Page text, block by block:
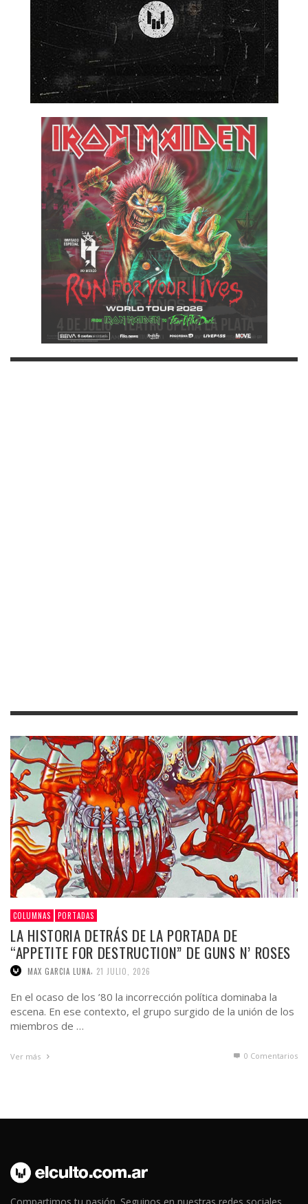
COLUMNAS PORTADAS
LA HISTORIA DETRÁS DE LA PORTADA DE
“APPETITE FOR DESTRUCTION” DE GUNS N’ ROSES
MAX GARCIA LUNA 21 JULIO, 2026
En el ocaso de los ’80 la incorrección política dominaba la
escena. En ese contexto, el grupo surgido de la unión de los
miembros de …
Ver más 0 Comentarios